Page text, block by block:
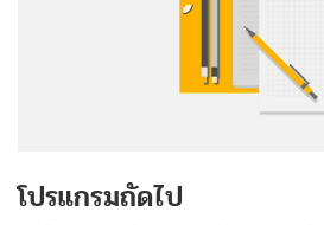
โปรแกรมถัดไป